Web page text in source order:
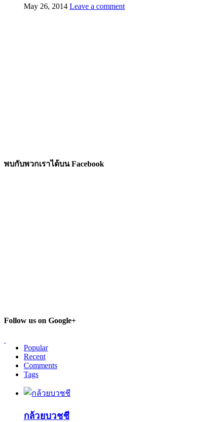
May 26, 2014 Leave a comment
พบกับพวกเราได้บน Facebook
Follow us on Google+
Popular
Recent
Comments
Tags
กล้วยบวชชี